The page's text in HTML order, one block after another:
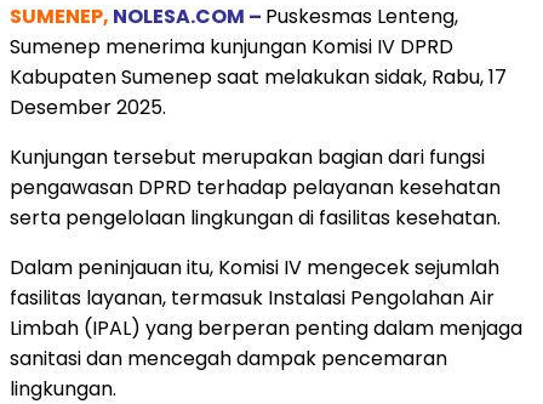
SUMENEP, NOLESA.COM – Puskesmas Lenteng,
Sumenep menerima kunjungan Komisi IV DPRD
Kabupaten Sumenep saat melakukan sidak, Rabu, 17
Desember 2025.
Kunjungan tersebut merupakan bagian dari fungsi
pengawasan DPRD terhadap pelayanan kesehatan
serta pengelolaan lingkungan di fasilitas kesehatan.
Dalam peninjauan itu, Komisi IV mengecek sejumlah
fasilitas layanan, termasuk Instalasi Pengolahan Air
Limbah (IPAL) yang berperan penting dalam menjaga
sanitasi dan mencegah dampak pencemaran
lingkungan.